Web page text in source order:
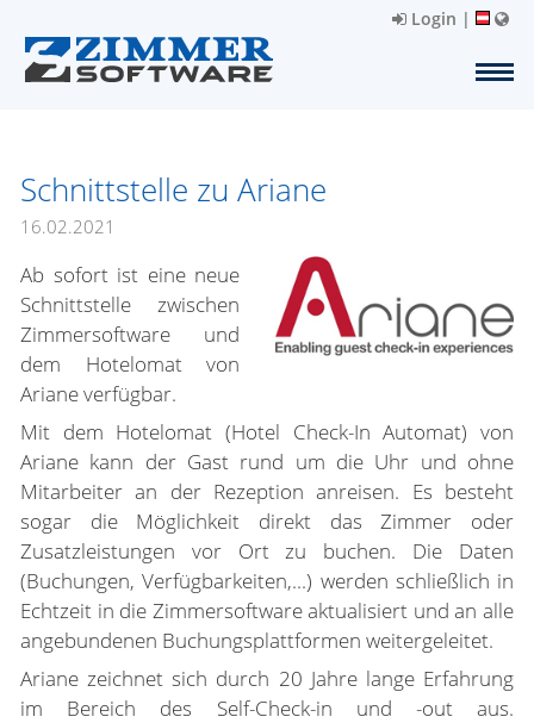
Login |
Schnittstelle zu Ariane
16.02.2021
Ab sofort ist eine neue
Schnittstelle zwischen
Zimmersoftware und
dem Hotelomat von
Ariane verfügbar.
Mit dem Hotelomat (Hotel Check-In Automat) von
Ariane kann der Gast rund um die Uhr und ohne
Mitarbeiter an der Rezeption anreisen. Es besteht
sogar die Möglichkeit direkt das Zimmer oder
Zusatzleistungen vor Ort zu buchen. Die Daten
(Buchungen, Verfügbarkeiten,...) werden schließlich in
Echtzeit in die Zimmersoftware aktualisiert und an alle
angebundenen Buchungsplattformen weitergeleitet.
Ariane zeichnet sich durch 20 Jahre lange Erfahrung
im Bereich des Self-Check-in und -out aus.